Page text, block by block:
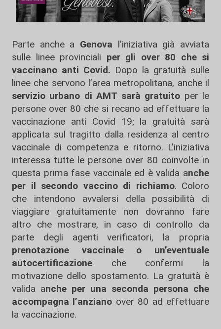
Parte anche a Genova l’iniziativa già avviata
sulle linee provinciali per gli over 80 che si
vaccinano anti Covid. Dopo la gratuità sulle
linee che servono l’area metropolitana, anche il
servizio urbano di AMT sarà gratuito per le
persone over 80 che si recano ad effettuare la
vaccinazione anti Covid 19; la gratuità sarà
applicata sul tragitto dalla residenza al centro
vaccinale di competenza e ritorno. L’iniziativa
interessa tutte le persone over 80 coinvolte in
questa prima fase vaccinale ed è valida anche
per il secondo vaccino di richiamo. Coloro
che intendono avvalersi della possibilità di
viaggiare gratuitamente non dovranno fare
altro che mostrare, in caso di controllo da
parte degli agenti verificatori, la propria
prenotazione vaccinale o un’eventuale
autocertificazione che confermi la
motivazione dello spostamento. La gratuità è
valida anche per una seconda persona che
accompagna l’anziano over 80 ad effettuare
la vaccinazione.